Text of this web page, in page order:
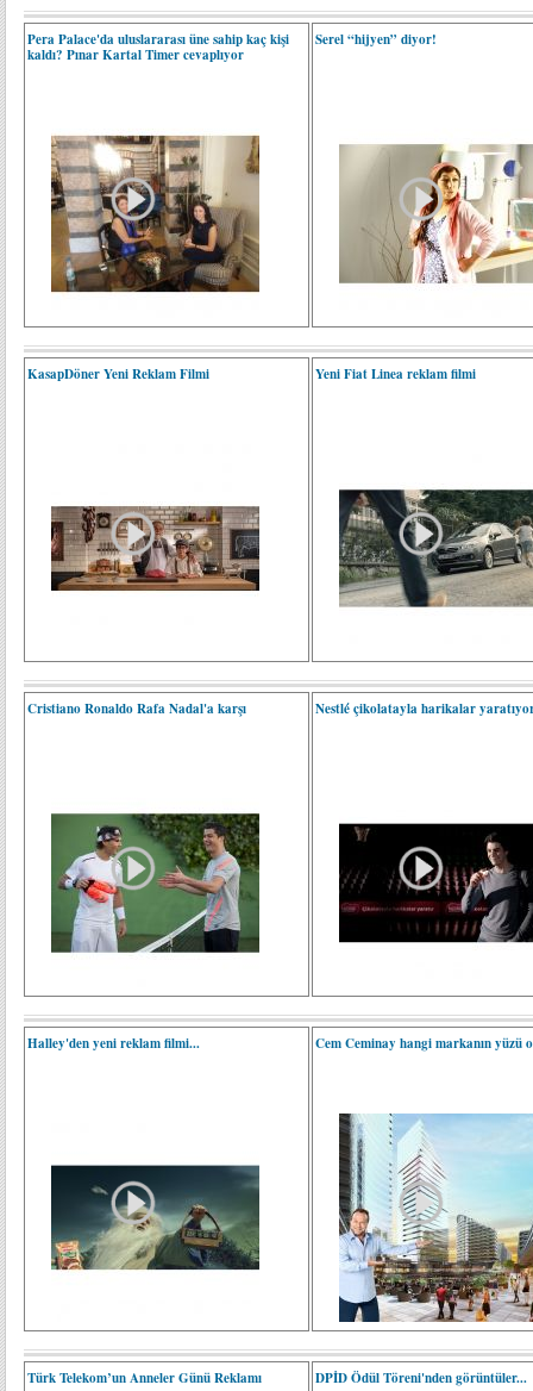
Pera Palace'da uluslararası üne sahip kaç kişi
kaldı? Pınar Kartal Timer cevaplıyor
Serel “hijyen” diyor!
KasapDöner Yeni Reklam Filmi Yeni Fiat Linea reklam filmi
Cristiano Ronaldo Rafa Nadal'a karşı Nestlé çikolatayla harikalar
Halley'den yeni reklam filmi... Cem Ceminay hangi markanın yüzü
Türk Telekom’un Anneler Günü Reklamı DPİD Ödül Töreni'nden görüntüler...